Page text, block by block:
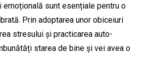
emoțională sunt esențiale pentru o
Prin adoptarea unor obiceiuri
stresului și practicarea auto-
starea de bine și vei avea o